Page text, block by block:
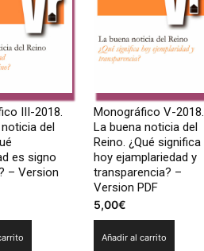
III-2018.
del
es signo
– Version
Monográfico V-2018.
La buena noticia del
Reino. ¿Qué significa
hoy ejamplariedad y
transparencia? –
Version PDF
5,00€
Añadir al carrito